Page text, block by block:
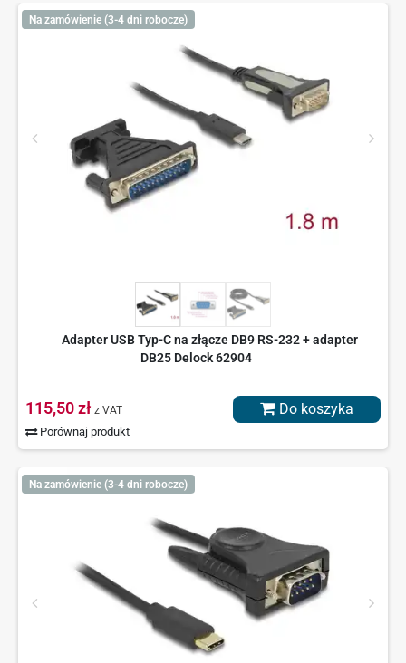
Na zamówienie (3-4 dni robocze)
Adapter USB Typ-C na złącze DB9 RS-232 + adapter
DB25 Delock 62904
115,50 zł z VAT
Porównaj produkt
Do koszyka
Na zamówienie (3-4 dni robocze)